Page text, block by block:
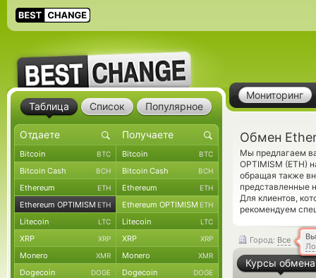
Мониторинг
Обмен
Мы предлагаем
OPTIMISM (ETH)
обращая также
представленные
Для клиентов,
рекомендуем
Город: Все
Курсы обмена
Таблица Список Популярное
Bitcoin BTC Bitcoin BTC
Bitcoin Cash BCH Bitcoin Cash BCH
Ethereum ETH Ethereum ETH
Ethereum OPTIMISM ETH Ethereum OPTIMISM ETH
Litecoin LTC Litecoin LTC
XRP XRP XRP XRP
Monero XMR Monero XMR
Dogecoin DOGE Dogecoin DOGE